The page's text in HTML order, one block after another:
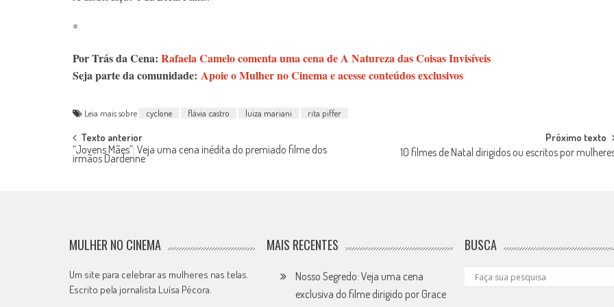
*
Por Trás da Cena: Rafaela Camelo comenta uma cena de A Natureza das Coisas Invisíveis
Seja parte da comunidade: Apoie o Mulher no Cinema e acesse conteúdos exclusivos
Leia mais sobre cyclone flávia castro luiza mariani rita piffer
Post
navigation
Texto anterior
“Jovens Mães”: Veja uma cena inédita do premiado filme dos
irmãos Dardenne
Próximo texto
10 filmes de Natal dirigidos ou escritos por
MULHER NO CINEMA
Um site para celebrar as mulheres nas telas.
Escrito pela jornalista Luísa Pécora.
MAIS RECENTES
Nosso Segredo: Veja uma cena
exclusiva do filme dirigido por Grace
BUSCA